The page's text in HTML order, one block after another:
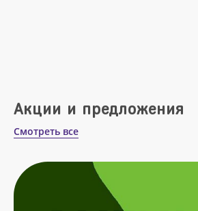
Акции и предложения
Смотреть все